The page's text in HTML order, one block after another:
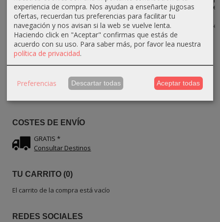
COSTES DE ENVÍO
GRATIS *
Consultar Destinos
TU CARRITO (0)
El carrito de la compra está vacío
REDES SOCIALES
Rayada de
Madera de...
18,00 €20,00 €
Rayada de
Madera de...
15,30 €17,00 €
Rayada de
Madera de...
13,50 € 15,00 €
de Madera de
17,00 €
experiencia de compra. Nos ayudan a enseñarte jugosas
ofertas, recuerdan tus preferencias para facilitar tu
navegación y nos avisan si la web se vuelve lenta.
Haciendo click en "Aceptar" confirmas que estás de
acuerdo con su uso. Para saber más, por favor lea nuestra
política de privacidad.
Preferencias Descartar todas Aceptar todas